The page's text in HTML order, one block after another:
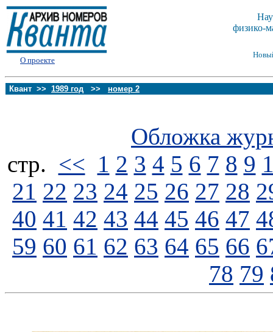
О проекте
физико-
Квант >> 1989 год >> номер 2
Обложка
стp. << 1 2 3 4 5 6 7 8 9
21 22 23 24 25 26 27 28
40 41 42 43 44 45 46 47
59 60 61 62 63 64 65 66
78 79